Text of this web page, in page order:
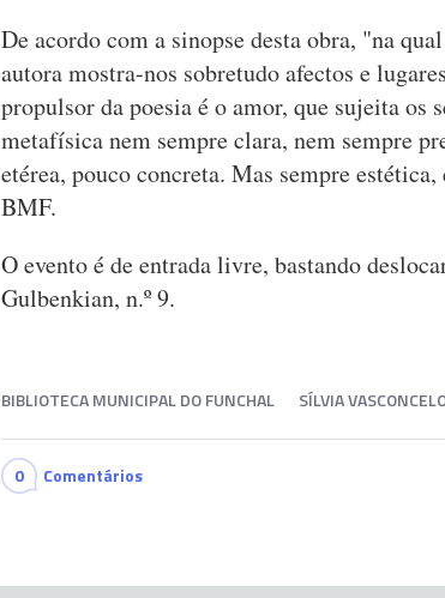
De acordo com a sinopse desta obra, "na
autora mostra-nos sobretudo afectos e
propulsor da poesia é o amor, que sujeita os
metafísica nem sempre clara, nem sempre
etérea, pouco concreta. Mas sempre
BMF.
O evento é de entrada livre, bastando
Gulbenkian, n.º 9.
BIBLIOTECA MUNICIPAL DO FUNCHAL SÍLVIA
0 Comentários